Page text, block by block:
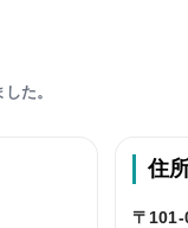
た。
住
〒